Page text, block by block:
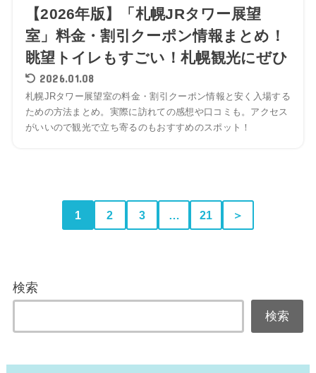
【2026年版】「札幌JRタワー展望
室」料金・割引クーポン情報まとめ！
眺望トイレもすごい！札幌観光にぜひ
2026.01.08
札幌JRタワー展望室の料金・割引クーポン情報と安く入場する
ための方法まとめ。実際に訪れての感想や口コミも。アクセス
がいいので観光で立ち寄るのもおすすめのスポット！
1 2 3 … 21 ＞
検索
検索